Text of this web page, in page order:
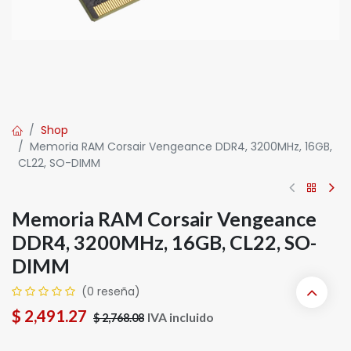
Shop
Memoria RAM Corsair Vengeance DDR4, 3200MHz, 16GB,
CL22, SO-DIMM
Memoria RAM Corsair Vengeance
DDR4, 3200MHz, 16GB, CL22, SO-
DIMM
(0 reseña)
$ 2,491.27 $2,768.08 IVA incluido